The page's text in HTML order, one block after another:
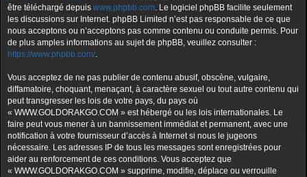
être téléchargé depuis www.phpbb.com. Le logiciel phpBB facilite seulement
les discussions sur Internet. phpBB Limited n’est pas responsable de ce que
nous acceptons ou n’acceptons pas comme contenu ou conduite permis. Pour
de plus amples informations au sujet de phpBB, veuillez consulter :
https://www.phpbb.com/.
Vous acceptez de ne pas publier de contenu abusif, obscène, vulgaire,
diffamatoire, choquant, menaçant, à caractère sexuel ou tout autre contenu qui
peut transgresser les lois de votre pays, du pays où
« WWW.GOLDORAKGO.COM » est hébergé ou les lois internationales. Le
faire peut vous mener à un bannissement immédiat et permanent, avec une
notification à votre fournisseur d’accès à Internet si nous le jugeons
nécessaire. Les adresses IP de tous les messages sont enregistrées pour
aider au renforcement de ces conditions. Vous acceptez que
« WWW.GOLDORAKGO.COM » supprime, modifie, déplace ou verrouille